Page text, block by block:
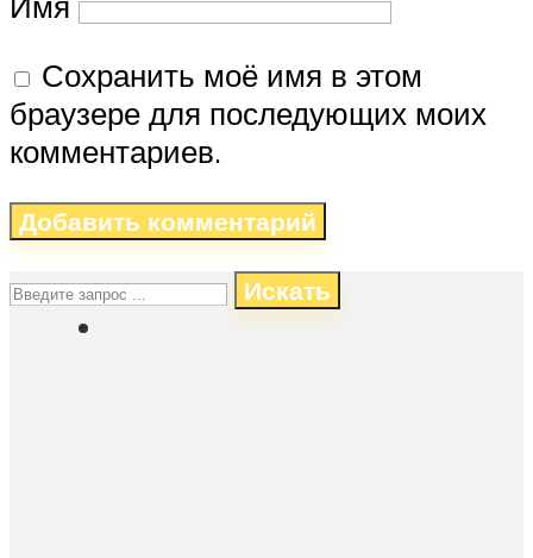
Сохранить моё имя в этом
браузере для последующих моих
комментариев.
Искать